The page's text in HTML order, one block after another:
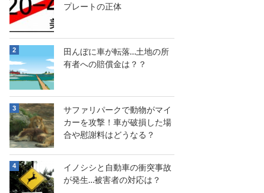
プレートの正体
田んぼに車が転落…土地の所
有者への賠償金は？？
サファリパークで動物がマイ
カーを攻撃！車が破損した場
合や慰謝料はどうなる？
イノシシと自動車の衝突事故
が発生…被害者の対応は？